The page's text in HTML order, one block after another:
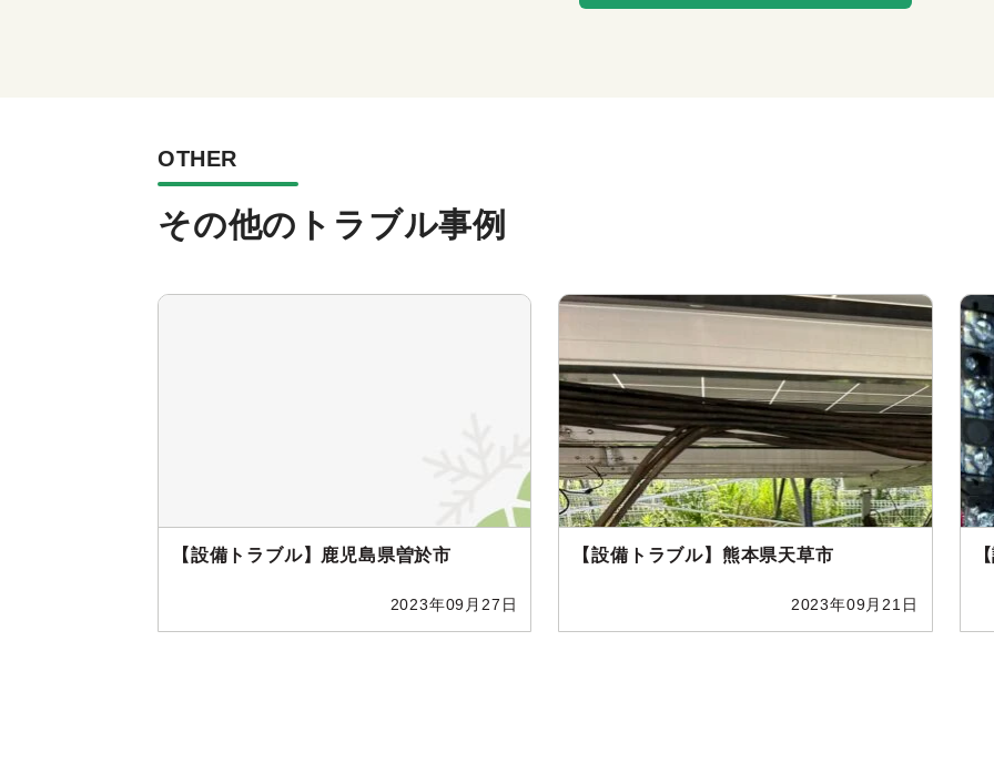
OTHER
その他のトラブル事例
【設備トラブル】鹿児島県曽於市
2023年09月27日
【設備トラブル】熊本県天草市
2023年09月21日